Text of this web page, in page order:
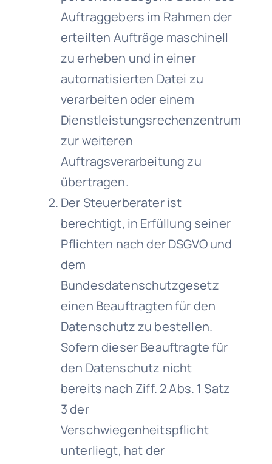
Auftraggebers im Rahmen der
erteilten Aufträge maschinell
zu erheben und in einer
automatisierten Datei zu
verarbeiten oder einem
Dienstleistungsrechenzentrum
zur weiteren
Auftragsverarbeitung zu
übertragen.
Der Steuerberater ist
berechtigt, in Erfüllung seiner
Pflichten nach der DSGVO und
dem
Bundesdatenschutzgesetz
einen Beauftragten für den
Datenschutz zu bestellen.
Sofern dieser Beauftragte für
den Datenschutz nicht
bereits nach Ziff. 2 Abs. 1 Satz
3 der
Verschwiegenheitspflicht
unterliegt, hat der